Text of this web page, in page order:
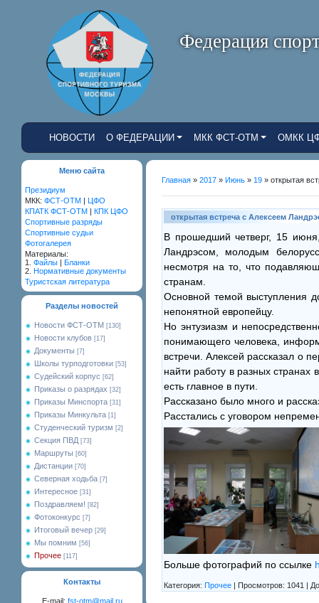
Федерация
НОВОСТИ О ФЕДЕРАЦИИ МКК ФСТ-ОТМ ОМКК
Меню сайта
Президиум
МКК: ФСТ-ОТМ | ЦФО
КПАТК ФСТ-ОТМ | КПК ЦФО
Cпортивные разряды
Спортивные судьи
Фотогалерея
Материалы:
1. Файлы | Бланки
2. Нормативные документы
Туристская литература
Разделы новостей
Новости ФСТ-ОТМ [130]
Новости клубов [17]
Документы [7]
Школы турподготовки [53]
Судейский корпус [62]
Приказы о разрядах [32]
Приказы Минспорта [31]
Приказы Минкульта [1]
Студенческий туризм [2]
Секция ПВД [73]
Маршруты [60]
Дистанции [70]
Северная ходьба [7]
Интересное [31]
Поздравляем! [82]
Фотоконкурс [7]
Итоговый вечер [29]
Мы помним [56]
Прочее [117]
Контакты
E-mail: fst-otm@mail.ru
Главная » 2017 » Июнь » 19 » открытая
открытая встреча с Алексеем
В прошедший четверг, 15
Ландрэсом, молодым
несмотря на то, что
странам.
Основной темой выступления
непонятной европейцу.
Но энтузиазм и
понимающего человека,
встречи. Алексей рассказал о
найти работу в разных
есть главное в пути.
Рассказано было много и
Расстались с уговором
Больше фотографий по ссылке
Категория: Прочее | Просмотров: 1041 |